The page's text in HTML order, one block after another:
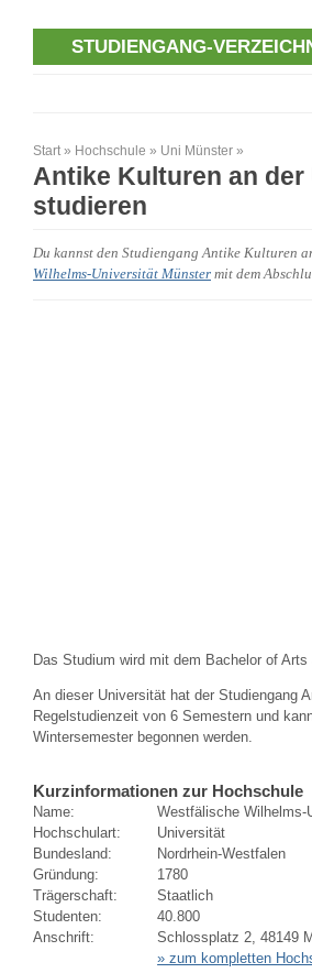
STUDIENGANG-
Start » Hochschule » Uni Münster »
Antike Kulturen an der
studieren
Du kannst den Studiengang Antike Kulturen
Wilhelms-Universität Münster mit dem
Das Studium wird mit dem Bachelor of
An dieser Universität hat der Studiengang
Regelstudienzeit von 6 Semestern und
Wintersemester begonnen werden.
Kurzinformationen zur Hochschule
Name:
Westfälische Wilhelms-
Hochschulart:
Universität
Bundesland:
Nordrhein-Westfalen
Gründung:
1780
Trägerschaft:
Staatlich
Studenten:
40.800
Anschrift:
Schlossplatz 2, 48149
» zum kompletten